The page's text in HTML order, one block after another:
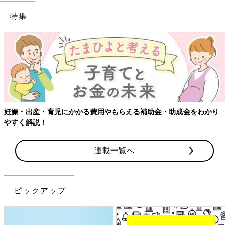
特集
【ワクチン接種できるものも】妊婦の感染症対策、知っておいて！
連載一覧へ
ピックアップ